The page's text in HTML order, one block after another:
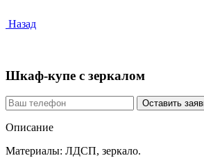
Назад
Шкаф-купе с зеркалом
Описание
Материалы: ЛДСП, зеркало.